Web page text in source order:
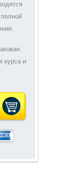
курса и